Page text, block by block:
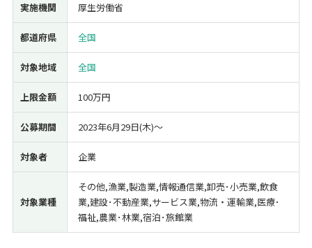
受付中のみ
検索
実施機関 厚生労働省
都道府県 全国
対象地域 全国
上限金額 100万円
公募期間 2023年6月29日(木)〜
対象者 企業
対象業種
その他,漁業,製造業,情報通信業,卸売･小売業,飲食
業,建設･不動産業,サービス業,物流・運輸業,医療･
福祉,農業･林業,宿泊･旅館業